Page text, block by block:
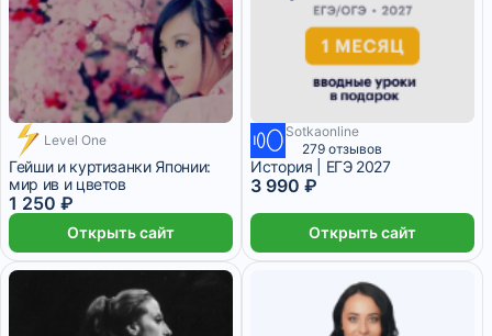
Level One
Гейши и куртизанки Японии:
мир ив и цветов
1 250 ₽
Открыть сайт
Sotkaonline
279 отзывов
История | ЕГЭ 2027
3 990 ₽
Открыть сайт